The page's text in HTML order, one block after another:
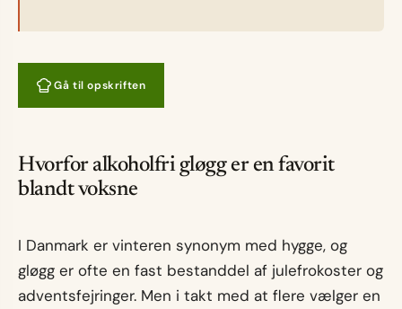
Gå til opskriften
Hvorfor alkoholfri gløgg er en favorit
blandt voksne
I Danmark er vinteren synonym med hygge, og
gløgg er ofte en fast bestanddel af julefrokoster og
adventsfejringer. Men i takt med at flere vælger en